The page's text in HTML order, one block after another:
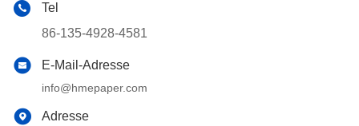
Tel
86-135-4928-4581
E-Mail-Adresse
info@hmepaper.com
Adresse